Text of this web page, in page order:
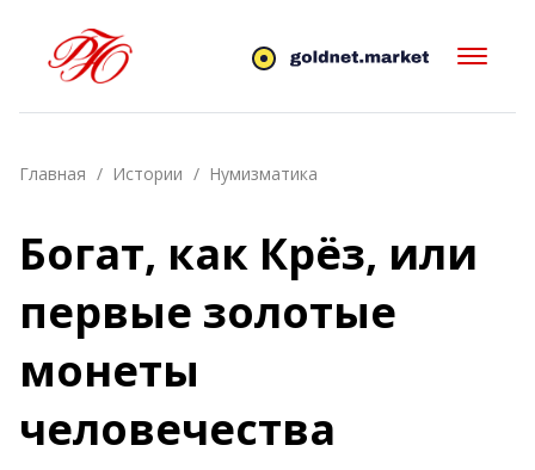
Главная Истории Нумизматика
Богат, как Крёз, или
первые золотые
монеты
человечества